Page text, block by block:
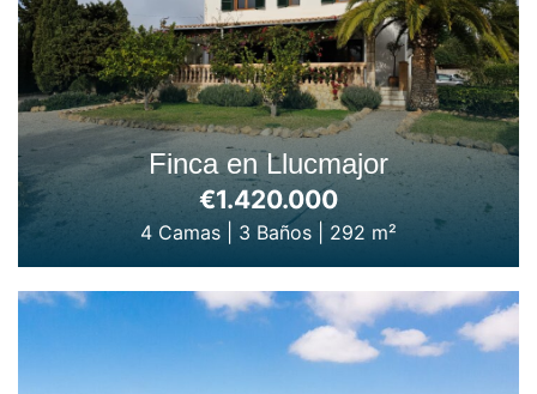
Finca en Llucmajor
€1.420.000
4 Camas 3 Baños 292 m²